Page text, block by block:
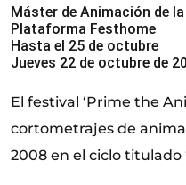
Máster de Animación de
Plataforma Festhome
Hasta el 25 de octubre
Jueves 22 de octubre de
El festival ‘Prime the
cortometrajes de
2008 en el ciclo titulado